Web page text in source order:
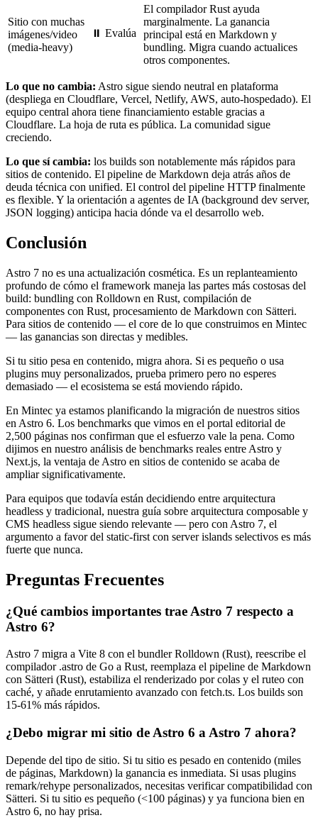
Sitio con muchas
imágenes/video
(media-heavy)
⏸️ Evalúa
El compilador Rust ayuda
marginalmente. La ganancia
principal está en Markdown y
bundling. Migra cuando actualices
otros componentes.
Lo que no cambia: Astro sigue siendo neutral en plataforma
(despliega en Cloudflare, Vercel, Netlify, AWS, auto-hospedado). El
equipo central ahora tiene financiamiento estable gracias a
Cloudflare. La hoja de ruta es pública. La comunidad sigue
creciendo.
Lo que sí cambia: los builds son notablemente más rápidos para
sitios de contenido. El pipeline de Markdown deja atrás años de
deuda técnica con unified. El control del pipeline HTTP finalmente
es flexible. Y la orientación a agentes de IA (background dev server,
JSON logging) anticipa hacia dónde va el desarrollo web.
Conclusión
Astro 7 no es una actualización cosmética. Es un replanteamiento
profundo de cómo el framework maneja las partes más costosas del
build: bundling con Rolldown en Rust, compilación de
componentes con Rust, procesamiento de Markdown con Sätteri.
Para sitios de contenido — el core de lo que construimos en Mintec
— las ganancias son directas y medibles.
Si tu sitio pesa en contenido, migra ahora. Si es pequeño o usa
plugins muy personalizados, prueba primero pero no esperes
demasiado — el ecosistema se está moviendo rápido.
En Mintec ya estamos planificando la migración de nuestros sitios
en Astro 6. Los benchmarks que vimos en el portal editorial de
2,500 páginas nos confirman que el esfuerzo vale la pena. Como
dijimos en nuestro análisis de benchmarks reales entre Astro y
Next.js, la ventaja de Astro en sitios de contenido se acaba de
ampliar significativamente.
Para equipos que todavía están decidiendo entre arquitectura
headless y tradicional, nuestra guía sobre arquitectura composable y
CMS headless sigue siendo relevante — pero con Astro 7, el
argumento a favor del static-first con server islands selectivos es más
fuerte que nunca.
Preguntas Frecuentes
¿Qué cambios importantes trae Astro 7 respecto a
Astro 6?
Astro 7 migra a Vite 8 con el bundler Rolldown (Rust), reescribe el
compilador .astro de Go a Rust, reemplaza el pipeline de Markdown
con Sätteri (Rust), estabiliza el renderizado por colas y el ruteo con
caché, y añade enrutamiento avanzado con fetch.ts. Los builds son
15-61% más rápidos.
¿Debo migrar mi sitio de Astro 6 a Astro 7 ahora?
Depende del tipo de sitio. Si tu sitio es pesado en contenido (miles
de páginas, Markdown) la ganancia es inmediata. Si usas plugins
remark/rehype personalizados, necesitas verificar compatibilidad con
Sätteri. Si tu sitio es pequeño (<100 páginas) y ya funciona bien en
Astro 6, no hay prisa.